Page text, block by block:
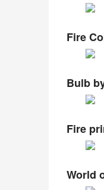
Fire
Bulb
Fire
World